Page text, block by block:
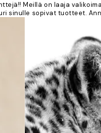
Meillä on laaja
sinulle sopivat tuotteet.